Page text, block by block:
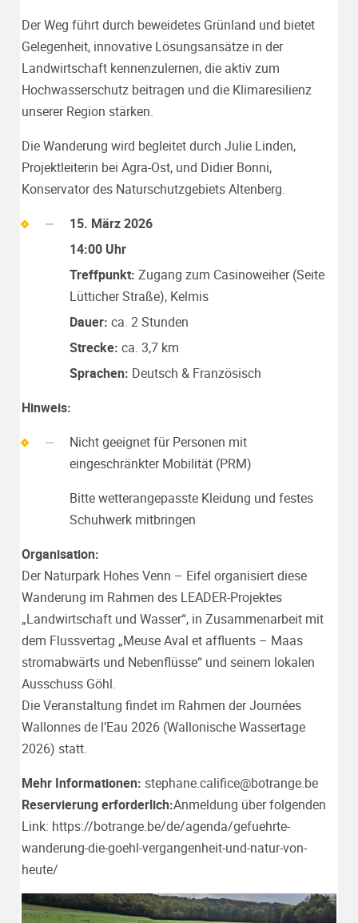
Der Weg führt durch beweidetes Grünland und bietet
Gelegenheit, innovative Lösungsansätze in der
Landwirtschaft kennenzulernen, die aktiv zum
Hochwasserschutz beitragen und die Klimaresilienz
unserer Region stärken.
Die Wanderung wird begleitet durch Julie Linden,
Projektleiterin bei Agra-Ost, und Didier Bonni,
Konservator des Naturschutzgebiets Altenberg.
15. März 2026
14:00 Uhr
Treffpunkt: Zugang zum Casinoweiher (Seite
Lütticher Straße), Kelmis
Dauer: ca. 2 Stunden
Strecke: ca. 3,7 km
Sprachen: Deutsch & Französisch
Hinweis:
Nicht geeignet für Personen mit
eingeschränkter Mobilität (PRM)
Bitte wetterangepasste Kleidung und festes
Schuhwerk mitbringen
Organisation:
DerNaturpark Hohes Venn – Eifel organisiert diese
Wanderung im Rahmen des LEADER-Projektes
„Landwirtschaft und Wasser“, in Zusammenarbeit mit
dem Flussvertag „Meuse Aval et affluents – Maas
stromabwärts und Nebenflüsse“ und seinem lokalen
Ausschuss Göhl.
Die Veranstaltung findet im Rahmen derJournées
Wallonnes de l’Eau 2026 (Wallonische Wassertage
2026) statt.
Mehr Informationen: stephane.califice@botrange.be
Reservierung erforderlich:Anmeldung über folgenden
Link: https://botrange.be/de/agenda/gefuehrte-
wanderung-die-goehl-vergangenheit-und-natur-von-
heute/